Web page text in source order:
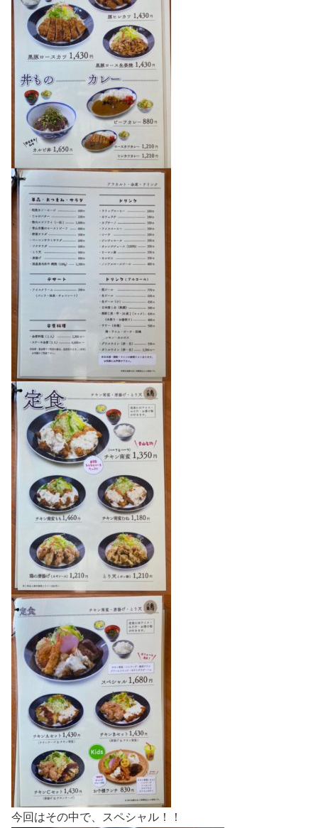
今回はその中で、スペシャル！！